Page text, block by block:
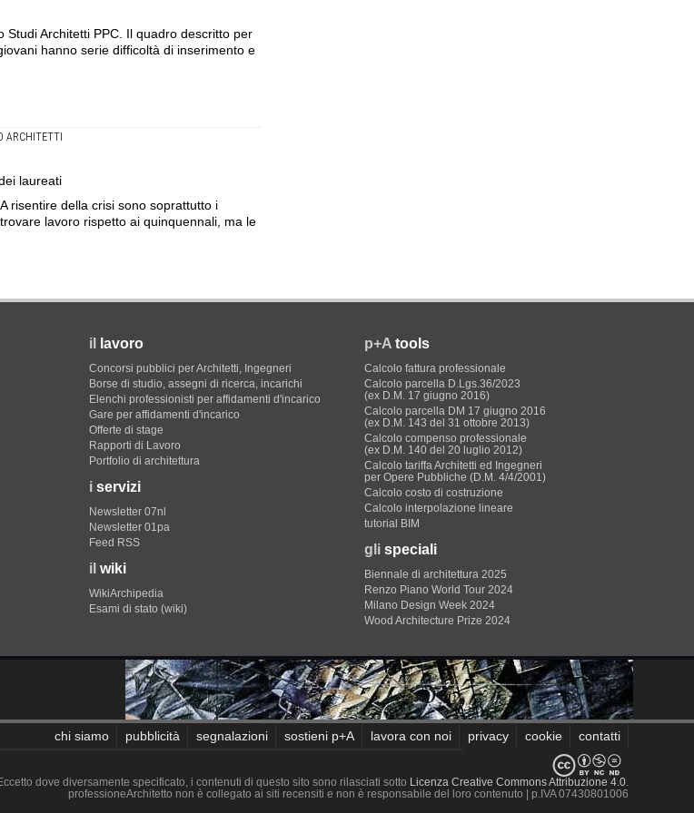
Architetti PPC. Il quadro descritto per
hanno serie difficoltà di inserimento e
ARCHITETTI
laureati
risentire della crisi sono soprattutto i
lavoro rispetto ai quinquennali, ma le
il lavoro
Concorsi pubblici per Architetti, Ingegneri
Borse di studio, assegni di ricerca, incarichi
Elenchi professionisti per affidamenti d'incarico
Gare per affidamenti d'incarico
Offerte di stage
Rapporti di Lavoro
Portfolio di architettura
i servizi
Newsletter 07nl
Newsletter 01pa
Feed RSS
il wiki
WikiArchipedia
Esami di stato (wiki)
p+A tools
Calcolo fattura professionale
Calcolo parcella D.Lgs.36/2023
(ex D.M. 17 giugno 2016)
Calcolo parcella DM 17 giugno 2016
(ex D.M. 143 del 31 ottobre 2013)
Calcolo compenso professionale
(ex D.M. 140 del 20 luglio 2012)
Calcolo tariffa Architetti ed Ingegneri
per Opere Pubbliche (D.M. 4/4/2001)
Calcolo costo di costruzione
Calcolo interpolazione lineare
tutorial BIM
gli speciali
Biennale di architettura 2025
Renzo Piano World Tour 2024
Milano Design Week 2024
Wood Architecture Prize 2024
chi siamo pubblicità segnalazioni sostieni p+A lavora con noi privacy cookie contatti
dove diversamente specificato, i contenuti di questo sito sono rilasciati sotto Licenza Creative Commons Attribuzione 4.0.
professioneArchitetto non è collegato ai siti recensiti e non è responsabile del loro contenuto
| p.IVA 07430801006